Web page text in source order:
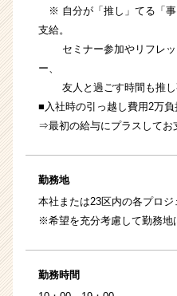
※ 自分が「推し」てる「事
支給。
セミナー参加やリフレッ
ー、
友人と過ごす時間も推し
■入社時の引っ越し費用2万負
⇒最初の給与にプラスしてお
勤務地
本社または23区内の各プロジ
※希望を充分考慮して勤務地
勤務時間